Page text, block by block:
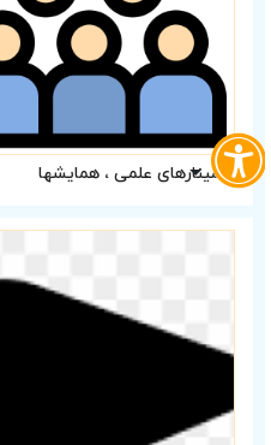
سمینارهای علمی ، همایشها